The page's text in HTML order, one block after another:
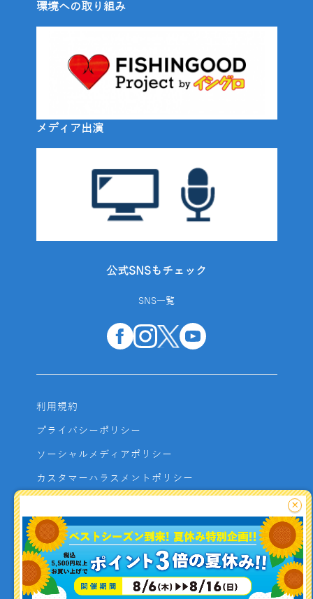
環境への取り組み
メディア出演
公式SNSもチェック
SNS一覧
利用規約
プライバシーポリシー
ソーシャルメディアポリシー
カスタマーハラスメントポリシー
よくあるご質問
お問い合わせ
利用者資金の保全方法
×